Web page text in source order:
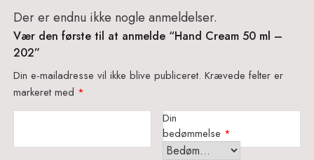
Der er endnu ikke nogle anmeldelser.
Vær den første til at anmelde “Hand Cream 50 ml –
202”
Din e-mailadresse vil ikke blive publiceret. Krævede felter er
markeret med *
Din
bedømmelse *